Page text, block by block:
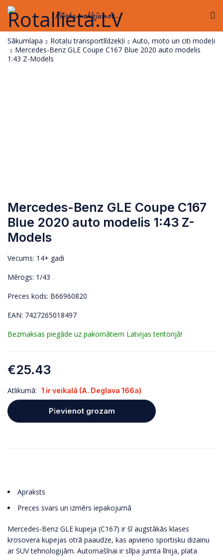
Prieka meklējumos...
Sākumlapa Rotaļu transportlīdzekļi
Auto, moto un citi modeļi
Mercedes-Benz GLE Coupe C167 Blue 2020 auto modelis
1:43 Z-Models
Mercedes-Benz GLE Coupe C167
Blue 2020 auto modelis 1:43 Z-
Models
Vecums: 14+ gadi
Mērogs: 1/43
Preces kods: B66960820
EAN: 7427265018497
Bezmaksas piegāde uz pakomātiem Latvijas teritorijā!
€25.43
Atlikumā: 1 ir veikalā (A. Deglava 166a)
Pievienot grozam
Apraksts
Preces svars un izmērs iepakojumā
Mercedes-Benz GLE kupeja (C167) ir šī augstākās klases
krosovera kupejas otrā paaudze, kas apvieno sportisku dizainu
ar SUV tehnoloģijām. Automašīnai ir slīpa jumta līnija, plata